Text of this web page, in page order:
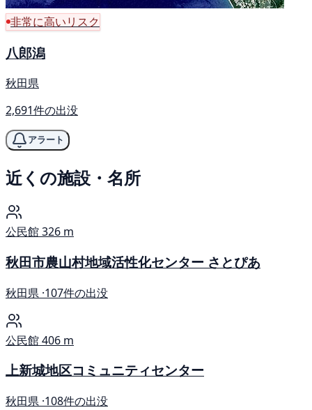
非常に高いリスク
八郎潟
秋田県
2,691件の出没
アラート
近くの施設・名所
公民館326 m
秋田市農山村地域活性化センター さとぴあ
秋田県 ·107件の出没
公民館406 m
上新城地区コミュニティセンター
秋田県 ·108件の出没